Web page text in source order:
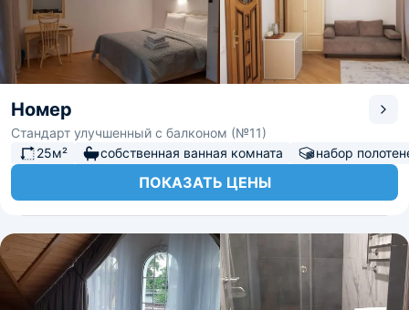
Номер
Стандарт улучшенный с балконом (№11)
25м²
собственная ванная комната набор
ПОКАЗАТЬ ЦЕНЫ